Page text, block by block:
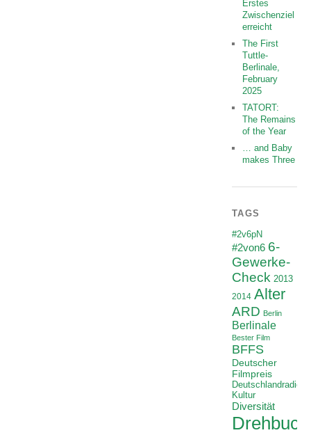
Erstes
Zwischenziel
erreicht
The First
Tuttle-
Berlinale,
February
2025
TATORT:
The Remains
of the Year
… and Baby
makes Three
TAGS
#2v6pN
#2von6 6-
Gewerke-
Check 2013
2014 Alter
ARD Berlin
Berlinale
Bester Film
BFFS
Deutscher
Filmpreis
Deutschlandradio
Kultur
Diversität
Drehbuch